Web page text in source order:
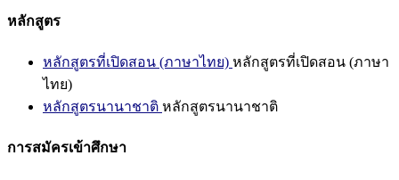
หลักสูตร
หลักสูตรที่เปิดสอน (ภาษาไทย) หลักสูตรที่เปิดสอน (ภาษา
ไทย)
หลักสูตรนานาชาติ หลักสูตรนานาชาติ
การสมัครเข้าศึกษา